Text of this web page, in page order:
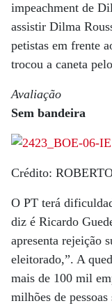
impeachment de
assistir Dilma
petistas em frente
trocou a caneta
Avaliação
Sem bandeira
Crédito:
O PT terá
diz é Ricardo
apresenta rejeição
eleitorado,”. A
mais de 100 mil
milhões de